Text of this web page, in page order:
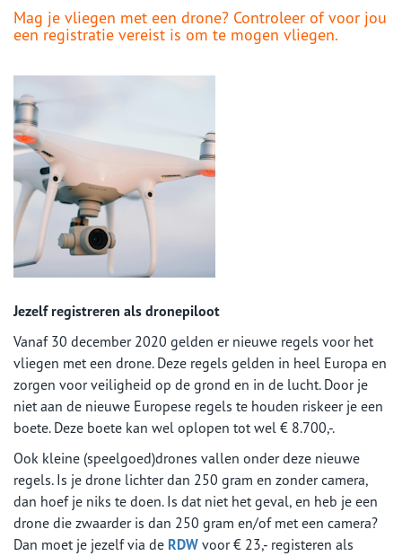
Mag je vliegen met een drone? Controleer of voor jou
een registratie vereist is om te mogen vliegen.
Jezelf registreren als dronepiloot
Vanaf 30 december 2020 gelden er nieuwe regels voor het
vliegen met een drone. Deze regels gelden in heel Europa en
zorgen voor veiligheid op de grond en in de lucht. Door je
niet aan de nieuwe Europese regels te houden riskeer je een
boete. Deze boete kan wel oplopen tot wel € 8.700,-.
Ook kleine (speelgoed)drones vallen onder deze nieuwe
regels. Is je drone lichter dan 250 gram en zonder camera,
dan hoef je niks te doen. Is dat niet het geval, en heb je een
drone die zwaarder is dan 250 gram en/of met een camera?
Dan moet je jezelf via de RDW voor € 23,- registeren als